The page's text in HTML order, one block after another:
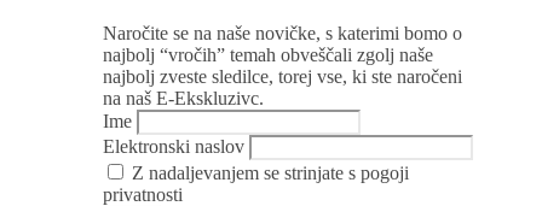
Naročite se na naše novičke, s katerimi bomo o
najbolj “vročih” temah obveščali zgolj naše
najbolj zveste sledilce, torej vse, ki ste naročeni
na naš E-Ekskluzivc.
Ime
Elektronski naslov
Z nadaljevanjem se strinjate s pogoji
privatnosti